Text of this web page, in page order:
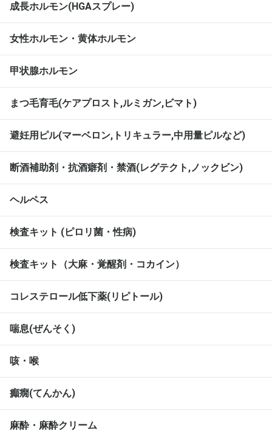
成長ホルモン(HGAスプレー)
女性ホルモン・黄体ホルモン
甲状腺ホルモン
まつ毛育毛(ケアプロスト,ルミガン,ビマト)
避妊用ピル(マーベロン,トリキュラー,中用量ピルなど)
断酒補助剤・抗酒癖剤・禁酒(レグテクト,ノックビン)
ヘルペス
検査キット (ピロリ菌・性病)
検査キット（大麻・覚醒剤・コカイン）
コレステロール低下薬(リピトール)
喘息(ぜんそく)
咳・喉
癲癇(てんかん)
麻酔・麻酔クリーム